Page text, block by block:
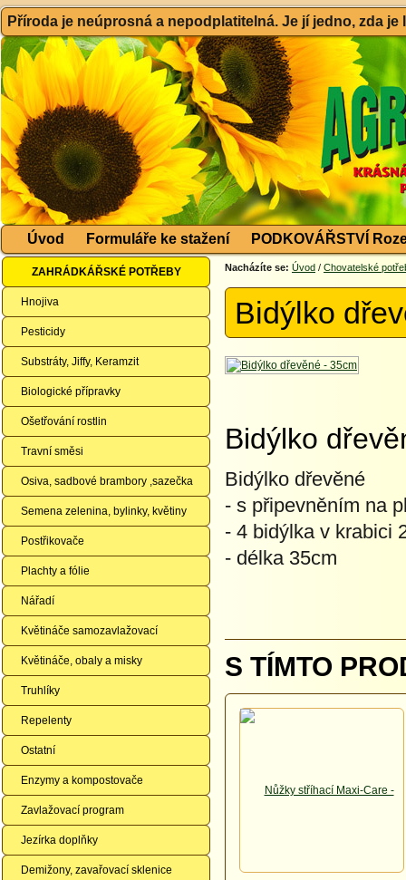
Příroda je neúprosná a nepodplatitelná. Je jí jedno, zda
Úvod Formuláře ke stažení PODKOVÁŘSTVÍ
ZAHRÁDKÁŘSKÉ POTŘEBY
Hnojiva
Pesticidy
Substráty, Jiffy, Keramzit
Biologické přípravky
Ošetřování rostlin
Travní směsi
Osiva, sadbové brambory ,sazečka
Semena zelenina, bylinky, květiny
Postřikovače
Plachty a fólie
Nářadí
Květináče samozavlažovací
Květináče, obaly a misky
Truhlíky
Repelenty
Ostatní
Enzymy a kompostovače
Zavlažovací program
Jezírka doplňky
Demižony, zavařovací sklenice
Nacházíte se: Úvod / Chovatelské
Bidýlko
Bidýlko
Bidýlko dřevěné
- s připevněním na
- 4 bidýlka v krabici
- délka 35cm
S TÍMTO